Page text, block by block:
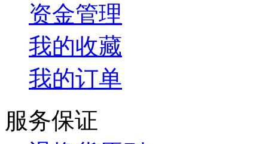
资金管理
我的收藏
我的订单
服务保证